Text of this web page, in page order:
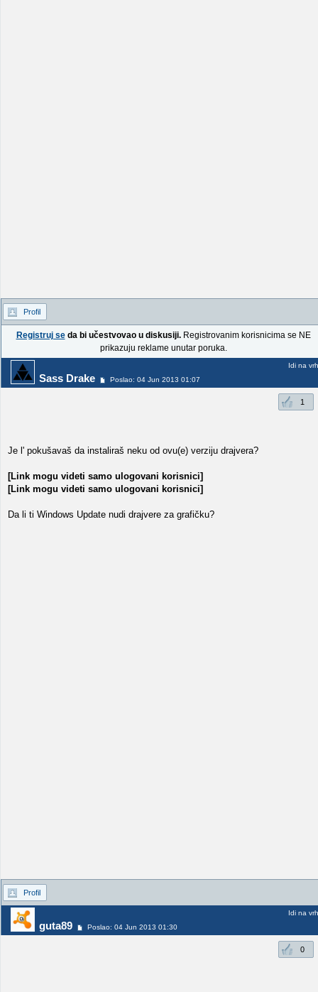
Profil
Registruj seda bi učestvovao u diskusiji.Registrovanim korisnicima se NE
prikazuju reklame unutar poruka.
Sass Drake Poslao: 04 Jun 2013 01:07
Idi na vrh
1
Je l' pokušavaš da instaliraš neku od ovu(e) verziju drajvera?
[Link mogu videti samo ulogovani korisnici]
[Link mogu videti samo ulogovani korisnici]
Da li ti Windows Update nudi drajvere za grafičku?
Profil
guta89 Poslao: 04 Jun 2013 01:30
Idi na vrh
0